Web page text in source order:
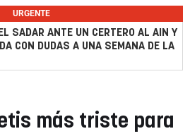
URGENTE
SADAR ANTE UN CERTERO AL AIN Y
CON DUDAS A UNA SEMANA DE LA
más triste para